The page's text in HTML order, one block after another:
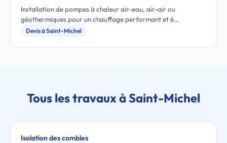
Installation de pompes à chaleur air-eau, air-air ou
géothermiques pour un chauffage performant et é…
Devis à Saint-Michel
Tous les travaux à Saint-Michel
Isolation des combles